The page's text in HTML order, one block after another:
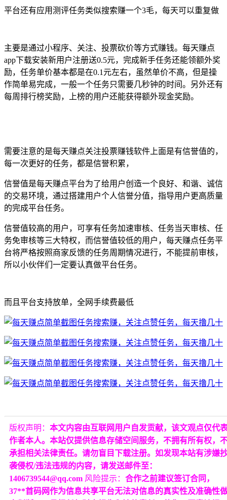
平台还有应用测评任务类似搜索赚一个3毛，每天可以重复做
主要是通过小程序、关注、投票砍价等方式赚钱。每天赚点
app下载安装新用户注册送0.5元，完成新手任务还能领额外奖
励，任务单价基本都是在0.1元左右，虽然单价不高，但是操
作简单易完成，一般一个任务只需要几秒钟的时间。另外还有
每周排行榜奖励，上榜的用户还能获得额外现金奖励。
需要注意的是每天赚点关注投票赚钱软件上面是有信誉值的，
每一次更好的任务，都是信誉积累，
信誉值是每天赚点平台为了给用户创造一个良好、和谐、诚信
的交易环境，通过搭建用户个人信誉分值，指导用户更高质量
的完成平台任务。
信誉值较高的用户，可享有任务加速审核、任务当天审核、任
务免审核等三大特权，而信誉值较低的用户，每天赚点任务平
台将严格按照商家反馈的任务周期情况进行，不能提前审核，
所以小伙伴们一定要认真做平台任务。
而且平台支持放单，全网手续费最低
版权声明： 本文内容由互联网用户自发贡献，该文观点仅代
作者本人。本站仅提供信息存储空间服务，不拥有所有权，
承担相关法律责任。请勿盲目下载注册。如发现本站有涉嫌
袭侵权/违法违规的内容，请发送邮件至：
1406739544@qq.com 风险提示： 合作之前建议签订合同，
37**首码网作为信息共享平台无法对信息的真实性及准确性